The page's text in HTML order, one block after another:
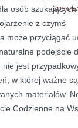
osób
z czymś
może przyciągać
podejście
jest
w której ważne
materiałów.
Codzienne na